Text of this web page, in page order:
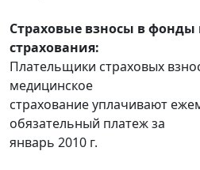
Страховые взносы в
страхования:
Плательщики страховых
медицинское
страхование уплачивают
обязательный платеж за
январь 2010 г.